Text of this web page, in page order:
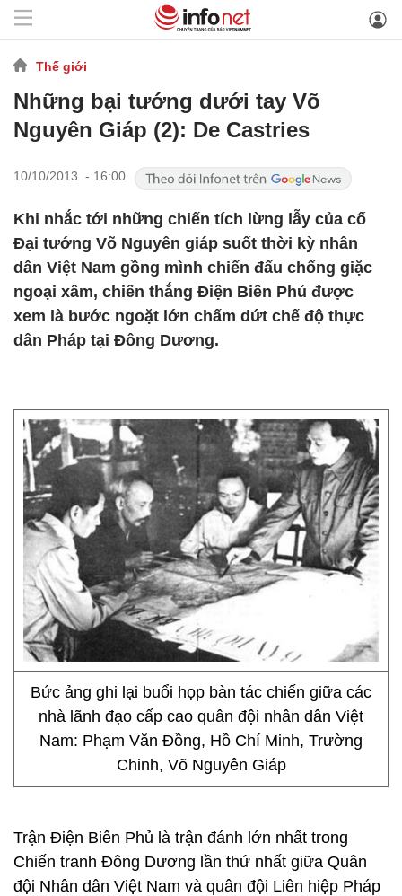
Thế giới
Những bại tướng dưới tay Võ
Nguyên Giáp (2): De Castries
10/10/2013 - 16:00
Khi nhắc tới những chiến tích lừng lẫy của cố
Đại tướng Võ Nguyên giáp suốt thời kỳ nhân
dân Việt Nam gồng mình chiến đấu chống giặc
ngoại xâm, chiến thắng Điện Biên Phủ được
xem là bước ngoặt lớn chấm dứt chế độ thực
dân Pháp tại Đông Dương.
Bức ảng ghi lại buổi họp bàn tác chiến giữa các
nhà lãnh đạo cấp cao quân đội nhân dân Việt
Nam: Phạm Văn Đồng, Hồ Chí Minh, Trường
Chinh, Võ Nguyên Giáp
Trận Điện Biên Phủ là trận đánh lớn nhất trong
Chiến tranh Đông Dương lần thứ nhất giữa Quân
đội Nhân dân Việt Nam và quân đội Liên hiệp Pháp